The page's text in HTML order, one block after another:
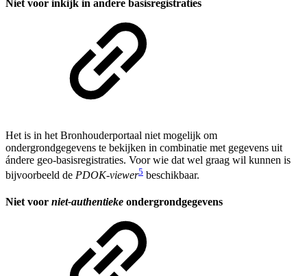
Niet voor inkijk in andere basisregistraties
Het is in het Bronhouderportaal niet mogelijk om
ondergrondgegevens te bekijken in combinatie met gegevens uit
ándere geo-basisregistraties. Voor wie dat wel graag wil kunnen is
bijvoorbeeld de PDOK-viewer5 beschikbaar.
Niet voor niet-authentieke ondergrondgegevens